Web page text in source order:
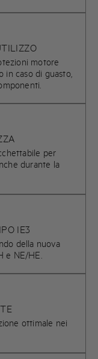
motore
caso di guasto,
per
durante la
IE3
della nuova
e NE/HE.
ottimale nei